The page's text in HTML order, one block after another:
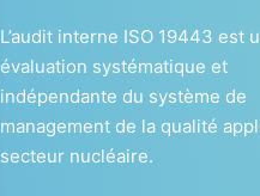
L’audit interne ISO 19443 est
évaluation systématique et
indépendante du système de
management de la qualité
secteur nucléaire.